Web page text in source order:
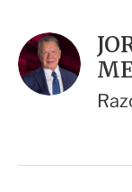
o
n
e
s
o
a
r